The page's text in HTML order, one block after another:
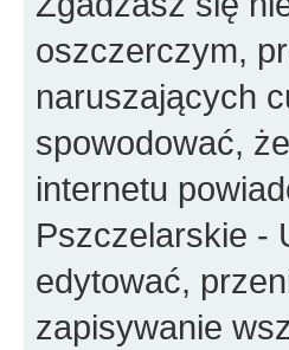
oszczerczym,
naruszających
spowodować,
internetu
Pszczelarskie -
edytować,
zapisywanie